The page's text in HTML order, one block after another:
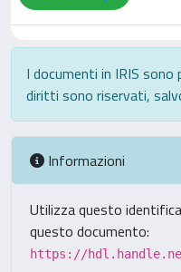
I documenti in IRIS
diritti sono riservati,
Informazioni
Utilizza questo
questo documento:
https://